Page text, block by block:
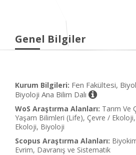
Genel Bilgiler
Kurum Bilgileri: Fen Fakültesi,
Biyoloji Ana Bilim Dalı
WoS Araştırma Alanları: Tarım Ve
Yaşam Bilimleri (Life), Çevre /
Ekoloji, Biyoloji
Scopus Araştırma Alanları:
Evrim, Davranış ve Sistematik